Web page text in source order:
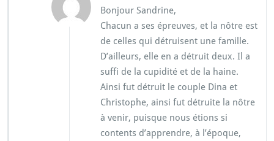
Bonjour Sandrine,
Chacun a ses épreuves, et la nôtre est
de celles qui détruisent une famille.
D’ailleurs, elle en a détruit deux. Il a
suffi de la cupidité et de la haine.
Ainsi fut détruit le couple Dina et
Christophe, ainsi fut détruite la nôtre
à venir, puisque nous étions si
contents d’apprendre, à l’époque,